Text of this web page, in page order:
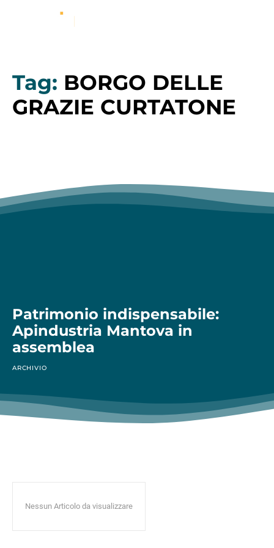
Tag: BORGO DELLE
GRAZIE CURTATONE
Patrimonio indispensabile:
Apindustria Mantova in
assemblea
ARCHIVIO
Nessun Articolo da visualizzare